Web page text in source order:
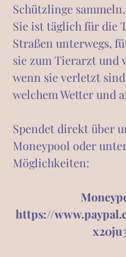
Schützlinge sammeln.
Sie ist täglich für die
Straßen unterwegs,
sie zum Tierarzt und
wenn sie verletzt
welchem Wetter und
Spendet direkt über
Moneypool oder
Möglichkeiten:
https://